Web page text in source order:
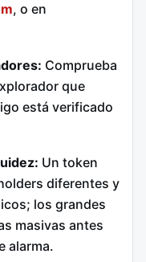
, o en
Comprueba
que
está verificado
Un token
diferentes y
los grandes
masivas antes
alarma.